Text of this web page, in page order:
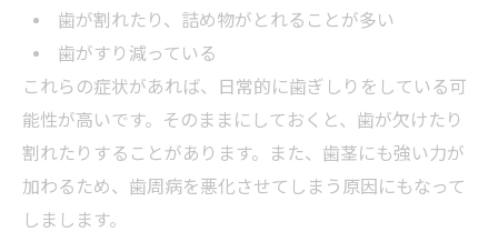
歯が割れたり、詰め物がとれることが多い
歯がすり減っている
これらの症状があれば、日常的に歯ぎしりをしている可
能性が高いです。そのままにしておくと、歯が欠けたり
割れたりすることがあります。また、歯茎にも強い力が
加わるため、歯周病を悪化させてしまう原因にもなって
しまします。